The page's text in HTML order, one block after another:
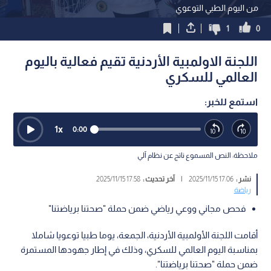
من اليوم الطبي التوعوي
0
1
اللجنة الاولمبية الأردنية تقيم فعالية باليوم
العالمي للسكري
استمع للخبر:
0:00
1x
ملاحظة: النص المسموع ناتج عن نظام آلي
نشر :17:06 2025/11/15
| آخر تحديث :17:58 2025/11/15
رياضة
فحص مجاني ووعي رياضي ضمن حملة "صحتنا برياضتنا"
أقامت اللجنة الأولمبية الأردنية، الجمعة، يوما طبيا توعويا شاملا
بمناسبة اليوم العالمي للسكري، وذلك في إطار جهودها المستمرة
ضمن حملة "صحتنا برياضتنا".